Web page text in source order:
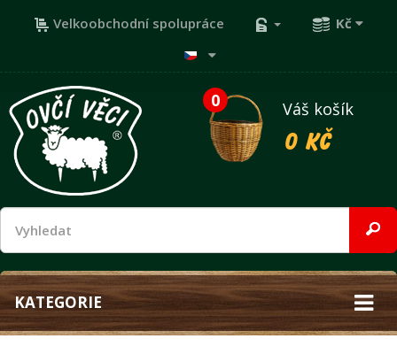
Velkoobchodní spolupráce Kč
0
Váš košík
0 Kč
KATEGORIE